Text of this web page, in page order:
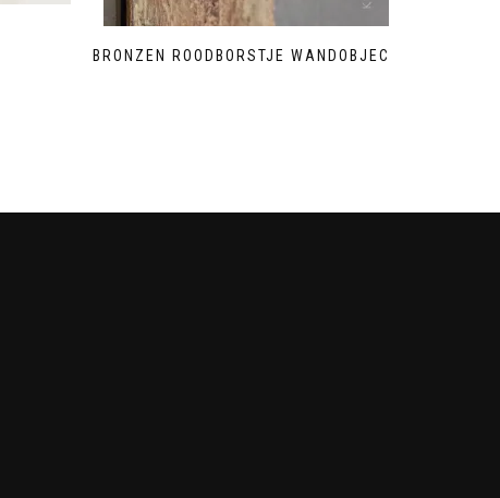
BRONZEN ROODBORSTJE WANDOBJECT